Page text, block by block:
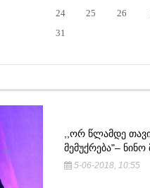
24
25 26
31
,,ᲝᲠ ᲬᲚᲐᲛᲓᲔ
ᲛᲔᲛᲣᲥᲠᲔᲑᲐ"– ᲜᲘᲜᲝ
5-06-2018, 10:55